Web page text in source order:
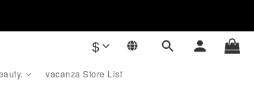
$
vacanza Store List